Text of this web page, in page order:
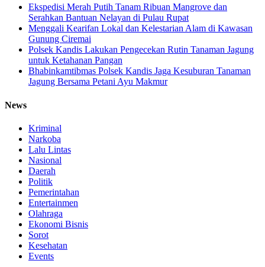
Ekspedisi Merah Putih Tanam Ribuan Mangrove dan
Serahkan Bantuan Nelayan di Pulau Rupat
Menggali Kearifan Lokal dan Kelestarian Alam di Kawasan
Gunung Ciremai
Polsek Kandis Lakukan Pengecekan Rutin Tanaman Jagung
untuk Ketahanan Pangan
Bhabinkamtibmas Polsek Kandis Jaga Kesuburan Tanaman
Jagung Bersama Petani Ayu Makmur
News
Kriminal
Narkoba
Lalu Lintas
Nasional
Daerah
Politik
Pemerintahan
Entertainmen
Olahraga
Ekonomi Bisnis
Sorot
Kesehatan
Events